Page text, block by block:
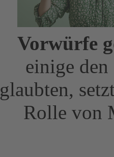
Vorwürfe
einige
glaubten,
Rolle von